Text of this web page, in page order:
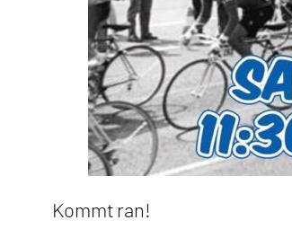
Kommt ran!